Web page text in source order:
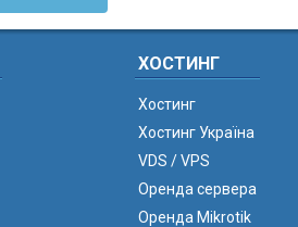
ХОСТИНГ
Хостинг
Хостинг Україна
VDS / VPS
Оренда сервера
Оренда Mikrotik